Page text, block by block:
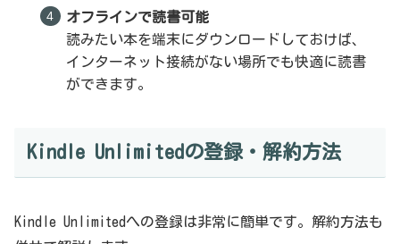
オフラインで読書可能
読みたい本を端末にダウンロードしておけば、
インターネット接続がない場所でも快適に読書
ができます。
Kindle Unlimitedの登録・解約方法
Kindle Unlimitedへの登録は非常に簡単です。解約方法も